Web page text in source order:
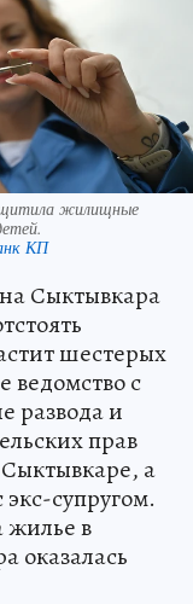
жилищные
КП
Сыктывкара
шестерых
ведомство с
развода и
прав
а
супругом.
в
оказалась